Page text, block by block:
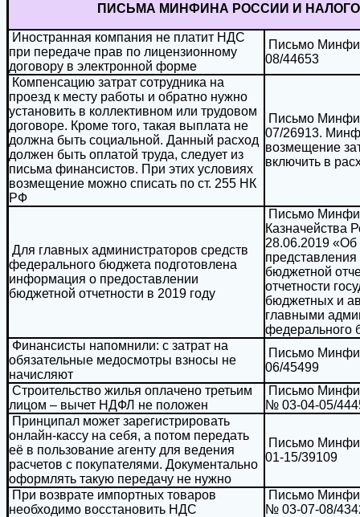
ПИСЬМА МИНФИНА РОССИИ И
Иностранная компания не платит НДС
при передаче прав по лицензионному
договору в электронной форме
Письмо
08/44653
Компенсацию затрат сотрудника на
проезд к месту работы и обратно нужно
установить в коллективном или трудовом
договоре. Кроме того, такая выплата не
должна быть социальной. Данный расход
должен быть оплатой труда, следует из
письма финансистов. При этих условиях
возмещение можно списать по ст. 255 НК
РФ
Письмо
07/26913.
возмещение
включить в
Для главных администраторов средств
федерального бюджета подготовлена
информация о предоставлении
бюджетной отчетности в 2019 году
Письмо
Казначейства
28.06.2019 «Об
бюджетной
отчетности
бюджетных и
главными
федерального
Финансисты напомнили: с затрат на
обязательные медосмотры взносы не
начисляют
Письмо
06/45499
Строительство жилья оплачено третьим
лицом – вычет НДФЛ не положен
Письмо
№ 03-04-05/
Принципал может зарегистрировать
онлайн-кассу на себя, а потом передать
её в пользование агенту для ведения
расчетов с покупателями. Документально
оформлять такую передачу не нужно
Письмо
01-15/39109
При возврате импортных товаров
необходимо восстановить НДС
Письмо
№ 03-07-08/